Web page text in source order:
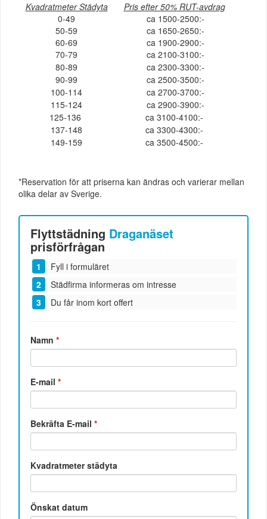
Kvadratmeter Städyta
Pris efter 50% RUT-avdrag
0-49
ca 1500-2500:-
50-59
ca 1650-2650:-
60-69
ca 1900-2900:-
70-79
ca 2100-3100:-
80-89
ca 2300-3300:-
90-99
ca 2500-3500:-
100-114
ca 2700-3700:-
115-124
ca 2900-3900:-
125-136
ca 3100-4100:-
137-148
ca 3300-4300:-
149-159
ca 3500-4500:-
*Reservation för att priserna kan ändras och varierar mellan
olika delar av Sverige.
Flyttstädning Draganäset
prisförfrågan
Fyll i formuläret
Städfirma informeras om intresse
Du får inom kort offert
Namn*
E-mail*
Bekräfta E-mail*
Kvadratmeter städyta
Önskat datum